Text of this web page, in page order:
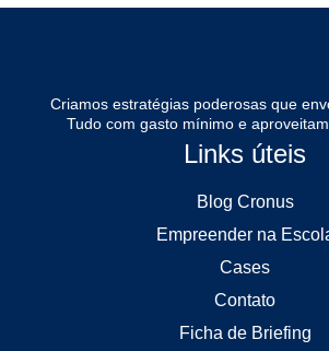
Criamos estratégias poderosas que
Tudo com gasto mínimo e
Links úteis
Blog Cronus
Empreender na
Cases
Contato
Ficha de Briefing